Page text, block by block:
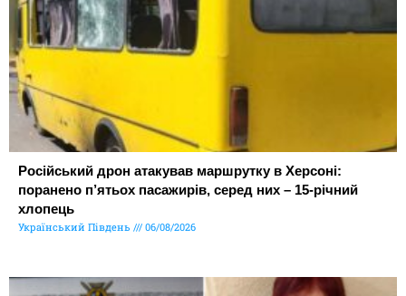
Російський дрон атакував маршрутку в Херсоні:
поранено п’ятьох пасажирів, серед них – 15-річний
хлопець
Український Південь 06/08/2026